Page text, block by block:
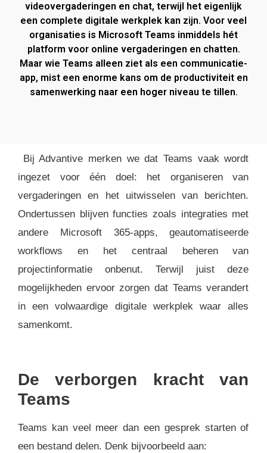
videovergaderingen en chat, terwijl het eigenlijk
een complete digitale werkplek kan zijn. Voor veel
organisaties is Microsoft Teams inmiddels hét
platform voor online vergaderingen en chatten.
Maar wie Teams alleen ziet als een communicatie-
app, mist een enorme kans om de productiviteit en
samenwerking naar een hoger niveau te tillen.
Bij Advantive merken we dat Teams vaak wordt
ingezet voor één doel: het organiseren van
vergaderingen en het uitwisselen van berichten.
Ondertussen blijven functies zoals integraties met
andere Microsoft 365-apps, geautomatiseerde
workflows en het centraal beheren van
projectinformatie onbenut. Terwijl juist deze
mogelijkheden ervoor zorgen dat Teams verandert
in een volwaardige digitale werkplek waar alles
samenkomt.
De verborgen kracht van
Teams
Teams kan veel meer dan een gesprek starten of
een bestand delen. Denk bijvoorbeeld aan: